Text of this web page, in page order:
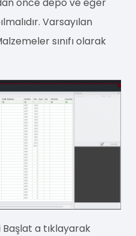
Varsayılan
sınıfı olarak
Başlat a tıklayarak